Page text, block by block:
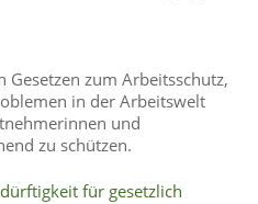
Gesetzen zum Arbeitsschutz,
in der Arbeitswelt
und
zu schützen.
für gesetzlich